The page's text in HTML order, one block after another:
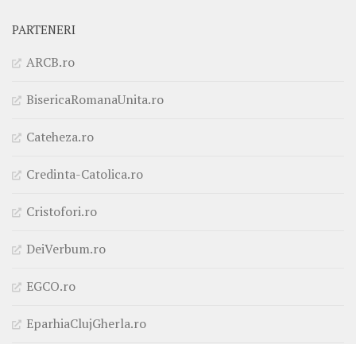
PARTENERI
ARCB.ro
BisericaRomanaUnita.ro
Cateheza.ro
Credinta-Catolica.ro
Cristofori.ro
DeiVerbum.ro
EGCO.ro
EparhiaClujGherla.ro